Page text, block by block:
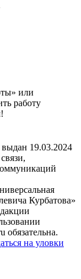
или
работу
19.03.2024
Курбатова»
обязательна.
на уловки